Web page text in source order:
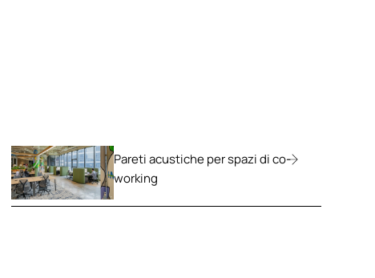
Pareti acustiche per spazi di co-
working